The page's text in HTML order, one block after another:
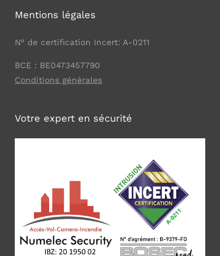
Mentions légales
N° de certification Incert: A-0211
BCE : BE0473457790
Conditions générales
Votre expert en sécurité